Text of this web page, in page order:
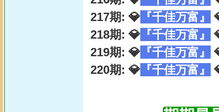
217期: 💎 『千佳万富』
218期: 💎 『千佳万富』
219期: 💎 『千佳万富』
220期: 💎 『千佳万富』